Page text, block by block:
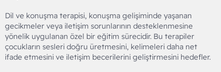
Dil ve konuşma terapisi, konuşma gelişiminde yaşanan
gecikmeler veya iletişim sorunlarının desteklenmesine
yönelik uygulanan özel bir eğitim sürecidir. Bu terapiler
çocukların sesleri doğru üretmesini, kelimeleri daha net
ifade etmesini ve iletişim becerilerini geliştirmesini hedefler.